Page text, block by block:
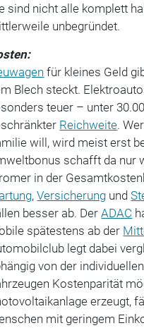
sind nicht alle komplett
unbegründet.
für kleines Geld
Blech steckt.
teuer – unter
Reichweite.
will, wird meist erst
schafft da nur
in der
,Versicherung und
besser ab. DerADAC
spätestens ab der
legt dabei
von der
Kostenparität
erzeugt,
mit geringem